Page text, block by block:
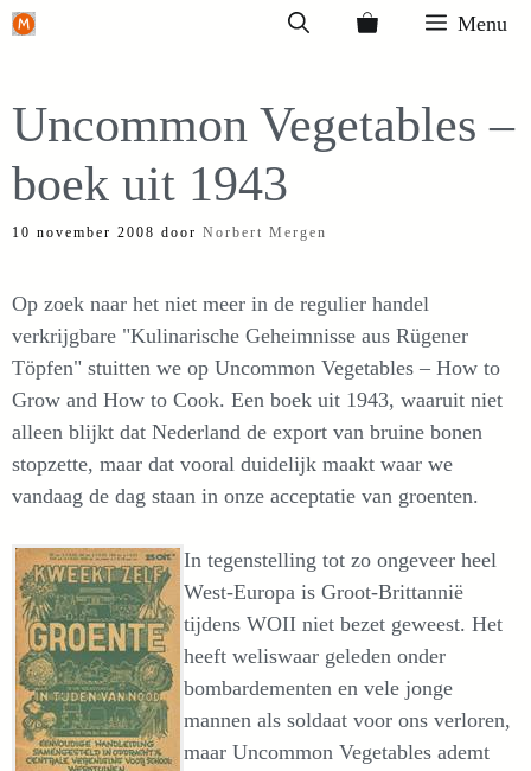
Ga
inhoud
Menu
Uncommon Vegetables –
boek uit 1943
10 november 2008 door Norbert Mergen
Op zoek naar het niet meer in de regulier handel
verkrijgbare "Kulinarische Geheimnisse aus Rügener
Töpfen" stuitten we op Uncommon Vegetables – How to
Grow and How to Cook. Een boek uit 1943, waaruit niet
alleen blijkt dat Nederland de export van bruine bonen
stopzette, maar dat vooral duidelijk maakt waar we
vandaag de dag staan in onze acceptatie van groenten.
In tegenstelling tot zo ongeveer heel
West-Europa is Groot-Brittannië
tijdens WOII niet bezet geweest. Het
heeft weliswaar geleden onder
bombardementen en vele jonge
mannen als soldaat voor ons verloren,
maar Uncommon Vegetables ademt